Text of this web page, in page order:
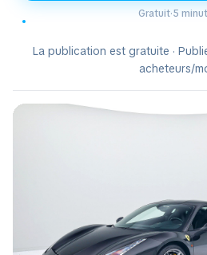
Gratuit·5
La publication est gratuite ·
acheteurs/